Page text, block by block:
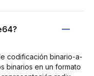
codificación binario-a-
binarios en un formato